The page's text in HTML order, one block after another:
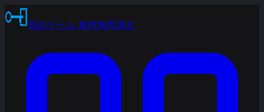
脱出ゲーム 無料無料脱出